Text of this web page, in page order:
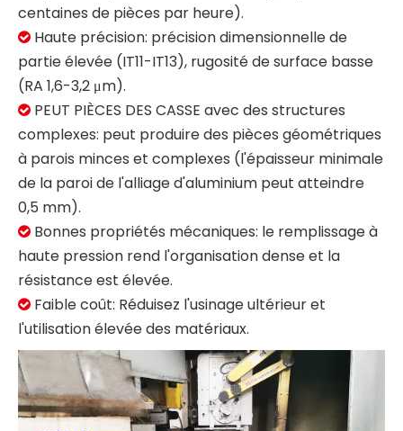
centaines de pièces par heure).
 Haute précision: précision dimensionnelle de
partie élevée (IT11-IT13), rugosité de surface basse
(RA 1,6-3,2 μm).
 PEUT PIÈCES DES CASSE avec des structures
complexes: peut produire des pièces géométriques
à parois minces et complexes (l'épaisseur minimale
de la paroi de l'alliage d'aluminium peut atteindre
0,5 mm).
 Bonnes propriétés mécaniques: le remplissage à
haute pression rend l'organisation dense et la
résistance est élevée.
 Faible coût: Réduisez l'usinage ultérieur et
l'utilisation élevée des matériaux.